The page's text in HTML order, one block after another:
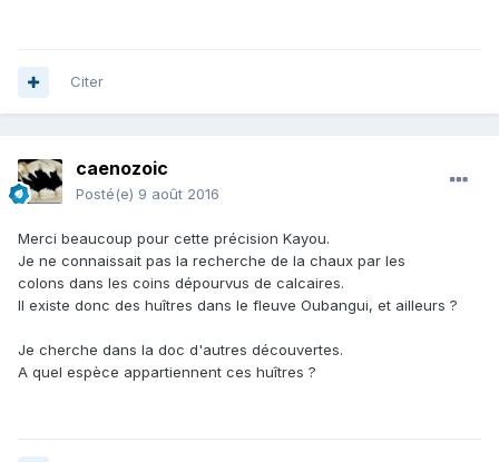
Citer
caenozoic
Posté(e) 9 août 2016
Merci beaucoup pour cette précision Kayou.
Je ne connaissait pas la recherche de la chaux par les
colons dans les coins dépourvus de calcaires.
Il existe donc des huîtres dans le fleuve Oubangui, et ailleurs ?
Je cherche dans la doc d'autres découvertes.
A quel espèce appartiennent ces huîtres ?